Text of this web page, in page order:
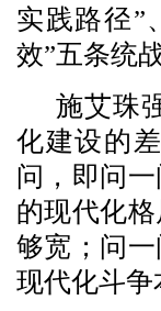
实践路径”
效”五条统
施艾珠
化建设的
问，即问
的现代化
够宽；问
现代化斗争